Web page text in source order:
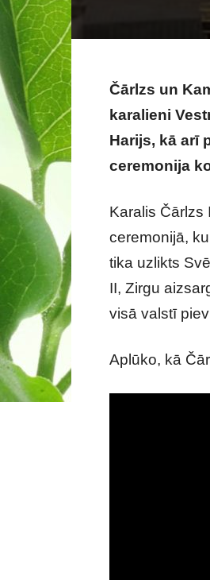
Čārlzs un
karalieni
Harijs, kā arī
ceremonija
Karalis Čārlzs
ceremonijā,
tika uzlikts
II, Zirgu
visā valstī
Aplūko, kā